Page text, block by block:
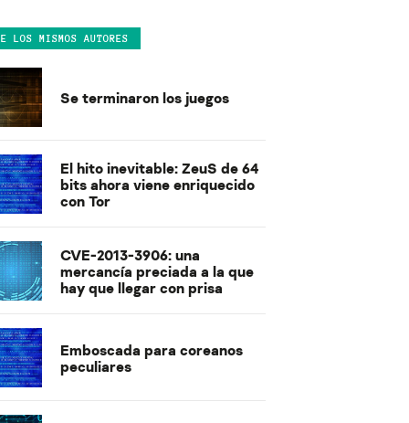
LOS MISMOS AUTORES
Se terminaron los juegos
El hito inevitable: ZeuS de 64
bits ahora viene enriquecido
con Tor
CVE-2013-3906: una
mercancía preciada a la que
hay que llegar con prisa
Emboscada para coreanos
peculiares